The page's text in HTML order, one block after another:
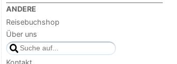
ANDERE
Reisebuchshop
Über uns